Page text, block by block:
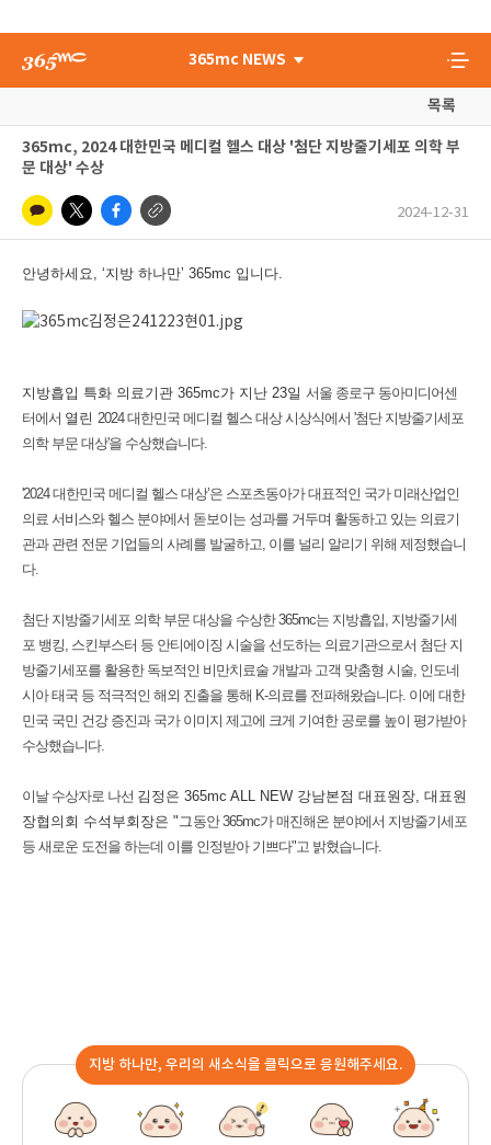
365mc NEWS
목록
365mc, 2024 대한민국 메디컬 헬스 대상 '첨단 지방줄기세포 의학 부
문 대상' 수상
2024-12-31
안녕하세요, ‘지방 하나만’ 365mc 입니다.
지방흡입 특화 의료기관 365mc가 지난 23일 서울 종로구 동아미디어센
터에서 열린 2024 대한민국 메디컬 헬스 대상 시상식에서 '첨단 지방줄기세포
의학 부문 대상'을 수상했습니다.
'2024 대한민국 메디컬 헬스 대상’은 스포츠동아가대표적인 국가 미래산업인
의료 서비스와 헬스 분야에서 돋보이는 성과를 거두며 활동하고 있는 의료기
관과 관련 전문 기업들의 사례를 발굴하고, 이를 널리 알리기 위해 제정했습니
다.
첨단 지방줄기세포 의학 부문 대상을 수상한 365mc는 지방흡입, 지방줄기세
포 뱅킹, 스킨부스터 등 안티에이징 시술을 선도하는 의료기관으로서 첨단 지
방줄기세포를 활용한 독보적인 비만치료술 개발과 고객 맞춤형 시술, 인도네
시아 태국 등 적극적인 해외 진출을 통해 K-의료를 전파해왔습니다. 이에 대한
민국 국민 건강 증진과 국가 이미지 제고에 크게 기여한 공로를 높이 평가받아
수상했습니다.
이날 수상자로 나선 김정은 365mc ALL NEW 강남본점 대표원장, 대표원
장협의회 수석부회장은 "그동안 365mc가 매진해온 분야에서 지방줄기세포
등 새로운 도전을 하는데 이를 인정받아 기쁘다"고 밝혔습니다.
지방 하나만, 우리의 새소식을 클릭으로 응원해주세요.